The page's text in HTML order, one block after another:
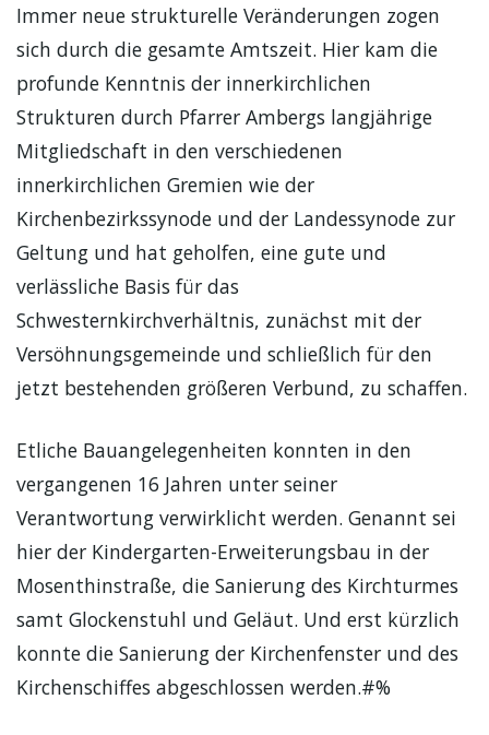
Immer neue strukturelle Veränderungen zogen
sich durch die gesamte Amtszeit. Hier kam die
profunde Kenntnis der innerkirchlichen
Strukturen durch Pfarrer Ambergs langjährige
Mitgliedschaft in den verschiedenen
innerkirchlichen Gremien wie der
Kirchenbezirkssynode und der Landessynode zur
Geltung und hat geholfen, eine gute und
verlässliche Basis für das
Schwesternkirchverhältnis, zunächst mit der
Versöhnungsgemeinde und schließlich für den
jetzt bestehenden größeren Verbund, zu schaffen.
Etliche Bauangelegenheiten konnten in den
vergangenen 16 Jahren unter seiner
Verantwortung verwirklicht werden. Genannt sei
hier der Kindergarten-Erweiterungsbau in der
Mosenthinstraße, die Sanierung des Kirchturmes
samt Glockenstuhl und Geläut. Und erst kürzlich
konnte die Sanierung der Kirchenfenster und des
Kirchenschiffes abgeschlossen werden.#%